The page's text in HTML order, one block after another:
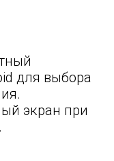
для выбора
экран при